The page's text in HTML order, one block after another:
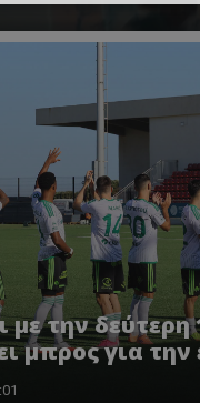
με την
μπρος για